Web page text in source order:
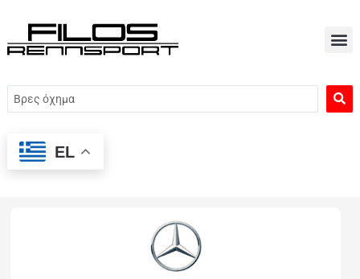
περιεχόμενο
Search
...
EL